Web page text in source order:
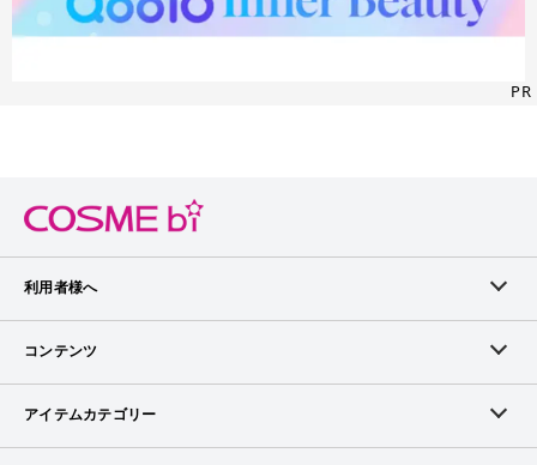
PR
利用者様へ
メンバーログイン
メンバー会員について
コンテンツ
ランキング
アイテムカテゴリー